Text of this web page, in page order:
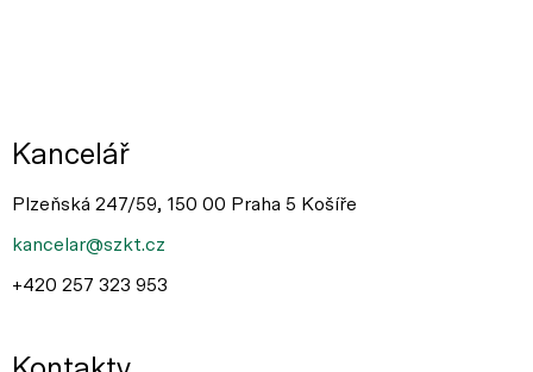
Kancelář
Plzeňská 247/59, 150 00 Praha 5 Košíře
kancelar@szkt.cz
+420 257 323 953